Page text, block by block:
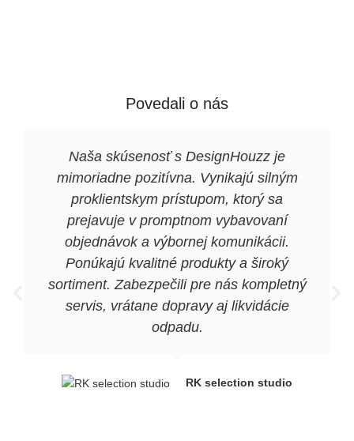
Povedali o nás
Naša skúsenosť s DesignHouzz je
mimoriadne pozitívna. Vynikajú silným
proklientskym prístupom, ktorý sa
prejavuje v promptnom vybavovaní
objednávok a výbornej komunikácii.
Ponúkajú kvalitné produkty a široký
sortiment. Zabezpečili pre nás kompletný
servis, vrátane dopravy aj likvidácie
odpadu.
RK selection studio